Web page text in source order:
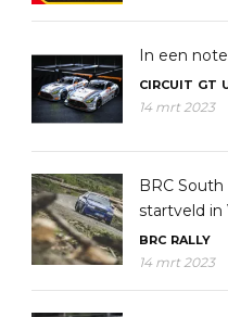
In een
CIRCUIT GT
14 mrt 2023
BRC
startveld in
BRC RALLY
14 mrt 2023